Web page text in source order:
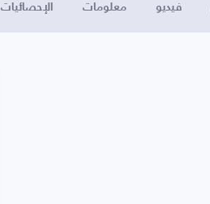
فيديو معلومات الإحصائيات